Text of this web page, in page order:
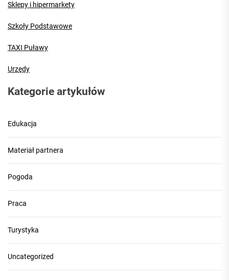
Sklepy i hipermarkety
Szkoły Podstawowe
TAXI Puławy
Urzędy
Kategorie artykułów
Edukacja
Materiał partnera
Pogoda
Praca
Turystyka
Uncategorized